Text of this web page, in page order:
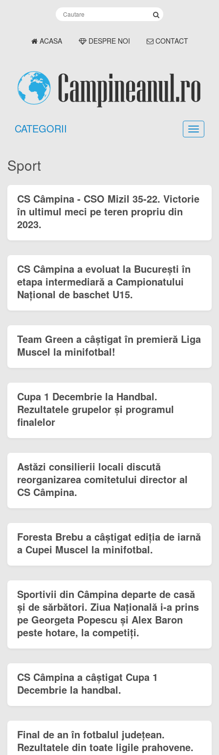
ACASA DESPRE NOI CONTACT
CATEGORII
Sport
CS Câmpina - CSO Mizil 35-22. Victorie
în ultimul meci pe teren propriu din
2023.
CS Câmpina a evoluat la București în
etapa intermediară a Campionatului
Național de baschet U15.
Team Green a câștigat în premieră Liga
Muscel la minifotbal!
Cupa 1 Decembrie la Handbal.
Rezultatele grupelor și programul
finalelor
Astăzi consilierii locali discută
reorganizarea comitetului director al
CS Câmpina.
Foresta Brebu a câștigat ediția de iarnă
a Cupei Muscel la minifotbal.
Sportivii din Câmpina departe de casă
și de sărbători. Ziua Națională i-a prins
pe Georgeta Popescu și Alex Baron
peste hotare, la competiți.
CS Câmpina a câștigat Cupa 1
Decembrie la handbal.
Final de an în fotbalul județean.
Rezultatele din toate ligile prahovene.